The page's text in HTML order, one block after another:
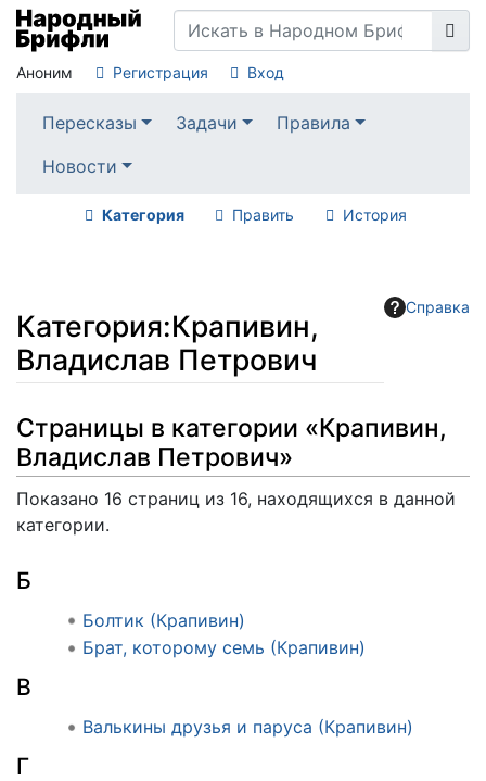
Аноним Регистрация Вход
Пересказы Задачи
Правила
Новости
Категория Править История
Справка
Категория:Крапивин,
Владислав Петрович
Перейти к:
Страницы в категории «Крапивин,
Владислав Петрович»
Показано 16 страниц из 16, находящихся в данной
категории.
Б
Болтик (Крапивин)
Брат, которому семь (Крапивин)
В
Валькины друзья и паруса (Крапивин)
Г